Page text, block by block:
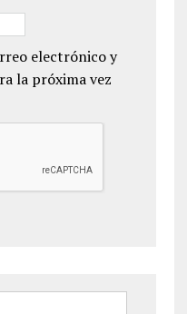
electrónico y
la próxima vez